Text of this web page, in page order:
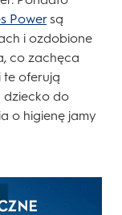
Powersą
i ozdobione
co zachęca
te oferują
dziecko do
o higienę jamy